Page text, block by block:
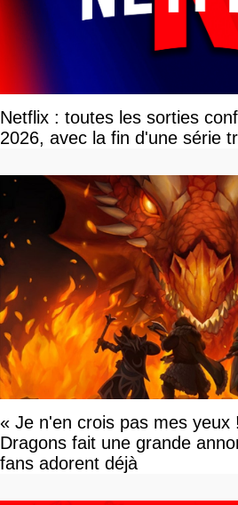
Netflix : toutes les sorties
2026, avec la fin d'une série
« Je n'en crois pas mes yeux
Dragons fait une grande
fans adorent déjà